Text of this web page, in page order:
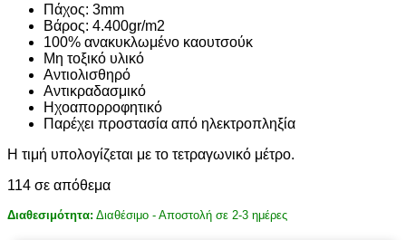
Πάχος: 3mm
Βάρος: 4.400gr/m2
100% ανακυκλωμένο καουτσούκ
Μη τοξικό υλικό
Αντιολισθηρό
Αντικραδασμικό
Ηχοαπορροφητικό
Παρέχει προστασία από ηλεκτροπληξία
Η τιμή υπολογίζεται με το τετραγωνικό μέτρο.
114 σε απόθεμα
Διαθεσιμότητα: Διαθέσιμο - Αποστολή σε 2-3 ημέρες